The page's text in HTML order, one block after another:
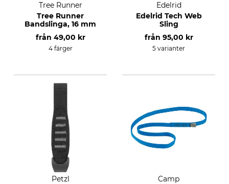
Tree Runner
Tree Runner
Bandslinga, 16 mm
från 49,00 kr
4 färger
Edelrid
Edelrid Tech Web
Sling
från 95,00 kr
5 varianter
Petzl
Camp